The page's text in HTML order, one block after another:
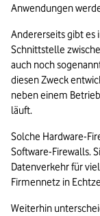
Anwendungen
Andererseits gibt es
Schnittstelle
auch noch
diesen Zweck
neben einem
läuft.
Solche Hardware-
Software-Firewalls.
Datenverkehr für
Firmennetz in
Weiterhin